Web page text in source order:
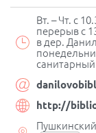
Вт. – Чт. с
перерыв с
в дер.
http://